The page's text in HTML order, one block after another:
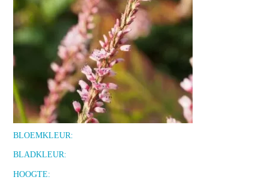
BLOEMKLEUR:
BLADKLEUR:
HOOGTE: